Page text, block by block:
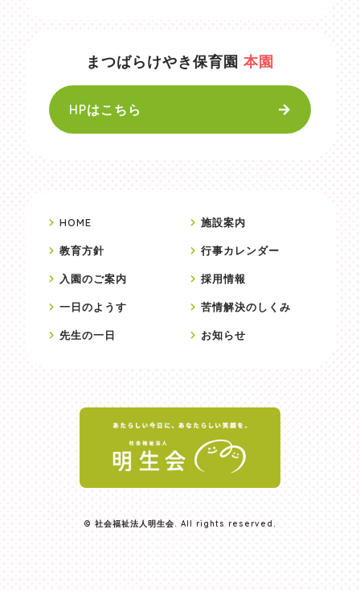
まつばらけやき保育園 本園
HPはこちら
HOME
教育方針
入園のご案内
一日のようす
先生の一日
施設案内
行事カレンダー
採用情報
苦情解決のしくみ
お知らせ
© 社会福祉法人明生会. All rights reserved.